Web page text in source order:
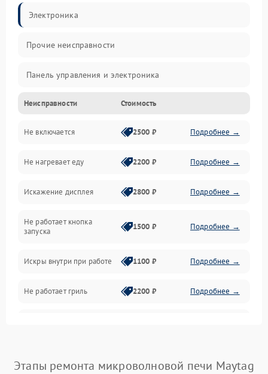
Электроника
Прочие неисправности
Панель управления и электроника
Дверца и корпус
Механика и внутренние элементы
Механические повреждения
Питание и запуск
Нагрев и приготовление
Программное обеспечение
Неисправности Стоимость
Не включается 2500 ₽ Подробнее →
Не нагревает еду 2200 ₽ Подробнее →
Искажение дисплея 2800 ₽ Подробнее →
Не работает кнопка
запуска
1500 ₽ Подробнее →
Искры внутри при работе 1100 ₽ Подробнее →
Не работает гриль 2200 ₽ Подробнее →
Подробнее →
Этапы ремонта микроволновой печи Maytag